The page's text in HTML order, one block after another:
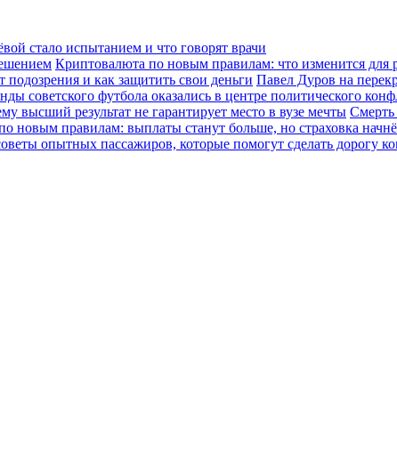
стало испытанием и что говорят врачи
Криптовалюта по новым правилам: что изменится для
и как защитить свои деньги Павел Дуров на
советского футбола оказались в центре политического
высший результат не гарантирует место в вузе мечты Смерть
новым правилам: выплаты станут больше, но страховка
опытных пассажиров, которые помогут сделать дорогу